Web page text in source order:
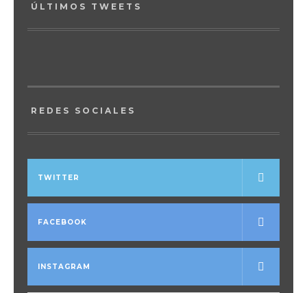
ÚLTIMOS TWEETS
REDES SOCIALES
TWITTER
FACEBOOK
INSTAGRAM